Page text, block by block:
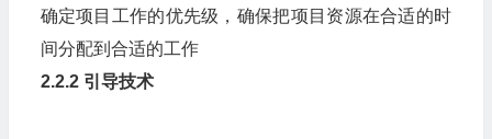
确定项目工作的优先级，确保把项目资源在合适的时
间分配到合适的工作
2.2.2 引导技术